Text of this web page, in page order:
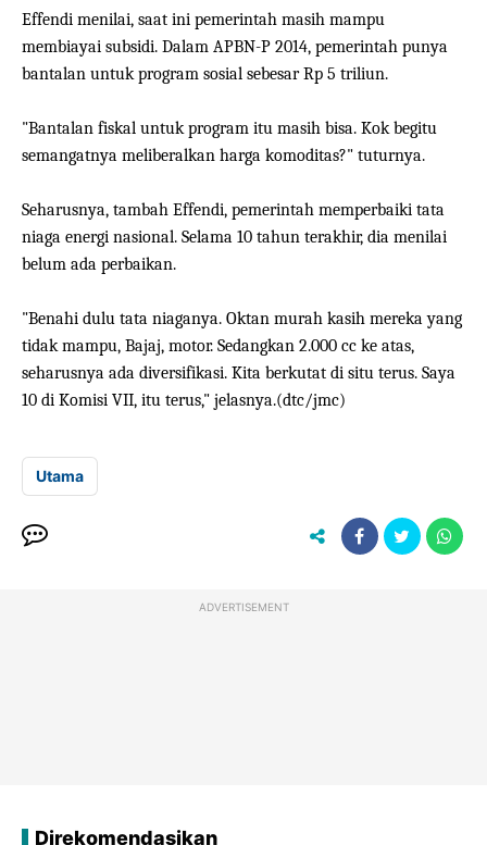
Effendi menilai, saat ini pemerintah masih mampu
membiayai subsidi. Dalam APBN-P 2014, pemerintah punya
bantalan untuk program sosial sebesar Rp 5 triliun.
"Bantalan fiskal untuk program itu masih bisa. Kok begitu
semangatnya meliberalkan harga komoditas?" tuturnya.
Seharusnya, tambah Effendi, pemerintah memperbaiki tata
niaga energi nasional. Selama 10 tahun terakhir, dia menilai
belum ada perbaikan.
"Benahi dulu tata niaganya. Oktan murah kasih mereka yang
tidak mampu, Bajaj, motor. Sedangkan 2.000 cc ke atas,
seharusnya ada diversifikasi. Kita berkutat di situ terus. Saya
10 di Komisi VII, itu terus," jelasnya.(dtc/jmc)
Utama
ADVERTISEMENT
Direkomendasikan